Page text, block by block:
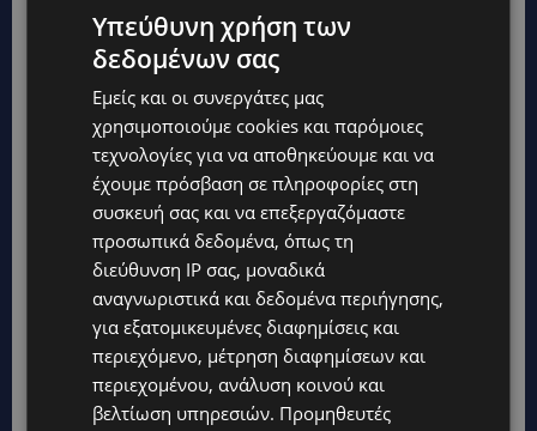
Topics
Υπεύθυνη χρήση των
δεδομένων σας
Εμείς και οι συνεργάτες μας
χρησιμοποιούμε cookies και παρόμοιες
τεχνολογίες για να αποθηκεύουμε και να
έχουμε πρόσβαση σε πληροφορίες στη
συσκευή σας και να επεξεργαζόμαστε
προσωπικά δεδομένα, όπως τη
διεύθυνση IP σας, μοναδικά
αναγνωριστικά και δεδομένα περιήγησης,
για εξατομικευμένες διαφημίσεις και
περιεχόμενο, μέτρηση διαφημίσεων και
περιεχομένου, ανάλυση κοινού και
βελτίωση υπηρεσιών. Προμηθευτές